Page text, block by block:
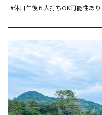
休日午後６人打ちOK可能性あり